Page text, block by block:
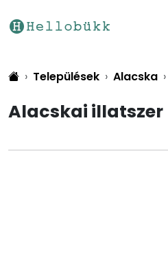
Települések Alacska
Alacskai illatszer